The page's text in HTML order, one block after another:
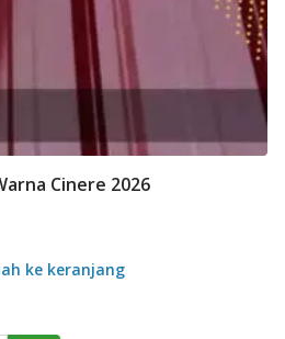
Cinere 2026
ke keranjang